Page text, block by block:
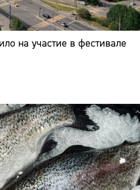
на участие в фестивале